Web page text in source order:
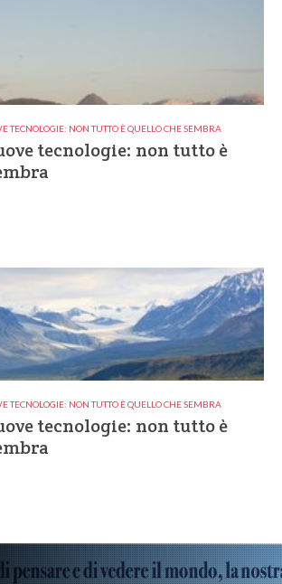
TECNOLOGIE: NON TUTTO È QUELLO CHE SEMBRA
tecnologie: non tutto è
TECNOLOGIE: NON TUTTO È QUELLO CHE SEMBRA
tecnologie: non tutto è